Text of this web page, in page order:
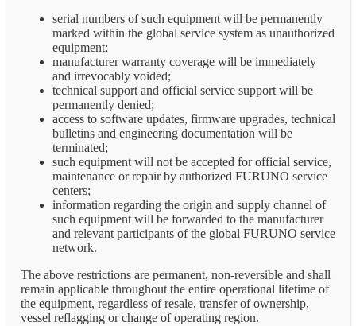
serial numbers of such equipment will be permanently
marked within the global service system as unauthorized
equipment;
manufacturer warranty coverage will be immediately
and irrevocably voided;
technical support and official service support will be
permanently denied;
access to software updates, firmware upgrades, technical
bulletins and engineering documentation will be
terminated;
such equipment will not be accepted for official service,
maintenance or repair by authorized FURUNO service
centers;
information regarding the origin and supply channel of
such equipment will be forwarded to the manufacturer
and relevant participants of the global FURUNO service
network.
The above restrictions are permanent, non-reversible and shall
remain applicable throughout the entire operational lifetime of
the equipment, regardless of resale, transfer of ownership,
vessel reflagging or change of operating region.